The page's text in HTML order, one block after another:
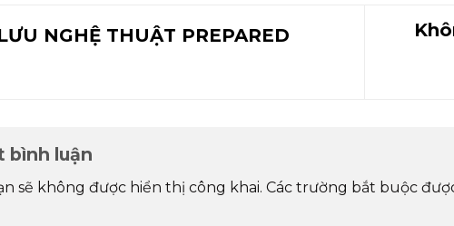
NGHỆ THUẬT PREPARED
bình luận
sẽ không được hiển thị công khai. Các trường bắt buộc